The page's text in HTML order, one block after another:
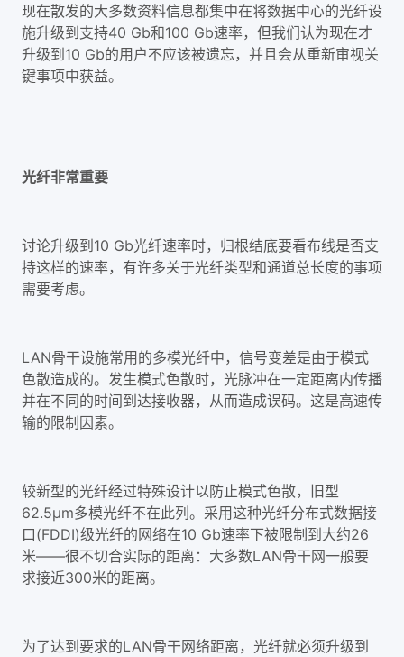
现在散发的大多数资料信息都集中在将数据中心的光纤设
施升级到支持40 Gb和100 Gb速率，但我们认为现在才
升级到10 Gb的用户不应该被遗忘，并且会从重新审视关
键事项中获益。
光纤非常重要
讨论升级到10 Gb光纤速率时，归根结底要看布线是否支
持这样的速率，有许多关于光纤类型和通道总长度的事项
需要考虑。
LAN骨干设施常用的多模光纤中，信号变差是由于模式
色散造成的。发生模式色散时，光脉冲在一定距离内传播
并在不同的时间到达接收器，从而造成误码。这是高速传
输的限制因素。
较新型的光纤经过特殊设计以防止模式色散，旧型
62.5µm多模光纤不在此列。采用这种光纤分布式数据接
口(FDDI)级光纤的网络在10 Gb速率下被限制到大约26
米——很不切合实际的距离：大多数LAN骨干网一般要
求接近300米的距离。
为了达到要求的LAN骨干网络距离，光纤就必须升级到